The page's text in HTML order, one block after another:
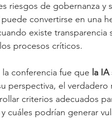
riesgos de gobernanza y
convertirse en una
existe transparencia
procesos críticos.
conferencia fue que la
perspectiva, el
criterios adecuados
cuáles podrían generar